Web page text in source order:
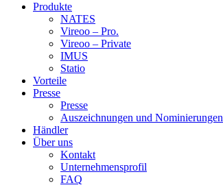
Produkte
NATES
Vireoo – Pro.
Vireoo – Private
IMUS
Statio
Vorteile
Presse
Presse
Auszeichnungen und Nominierungen
Händler
Über uns
Kontakt
Unternehmensprofil
FAQ